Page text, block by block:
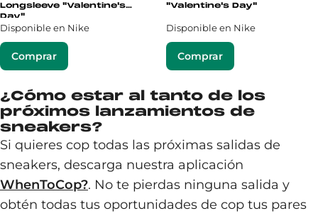
Longsleeve "Valentine's
Day"
Disponible en Nike
Comprar
"Valentine's Day"
Disponible en Nike
Comprar
¿Cómo estar al tanto de los
próximos lanzamientos de
sneakers?
Si quieres cop todas las próximas salidas de
sneakers, descarga nuestra aplicación
WhenToCop?. No te pierdas ninguna salida y
obtén todas tus oportunidades de cop tus pares